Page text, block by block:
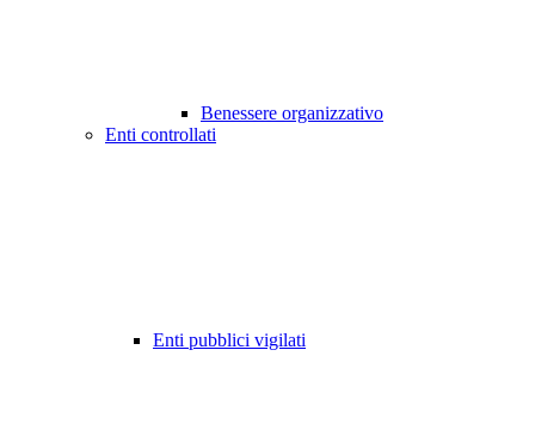
Benessere organizzativo
Enti controllati
Enti pubblici vigilati